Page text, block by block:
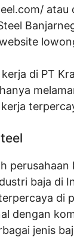
atau
di PT
baja di
di
dengan
jenis